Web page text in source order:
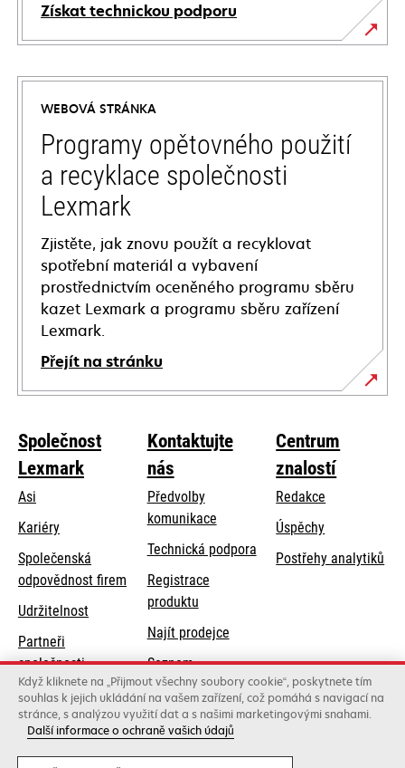
Získat technickou podporu
opens
in
new
tab
WEBOVÁ STRÁNKA
Programy opětovného použití
a recyklace společnosti
Lexmark
Zjistěte, jak znovu použít a recyklovat
spotřební materiál a vybavení
prostřednictvím oceněného programu sběru
kazet Lexmark a programu sběru zařízení
Lexmark.
Přejít na stránku
Společnost
Lexmark
Asi
Kariéry
Společenská
odpovědnost firem opens
new
tab
Udržitelnost
Partneři
společnosti
Lexmark
Kontaktujte
nás
Předvolby
komunikace
Technická podporaopens
Registrace
produktu
Najít prodejce
Seznam
velkoobchodníků
Centrum
znalostí
Redakce
Úspěchy
Postřehy analytiků
Lexmark International, Inc., společnost Xerox
©2026 Všechna práva vyhrazena.
Když kliknete na „Přijmout všechny soubory cookie“, poskytnete tím
souhlas k jejich ukládání na vašem zařízení, což pomáhá s navigací na
stránce, s analýzou využití dat a s našimi marketingovými snahami.
Další informace o ochraně vašich údajů